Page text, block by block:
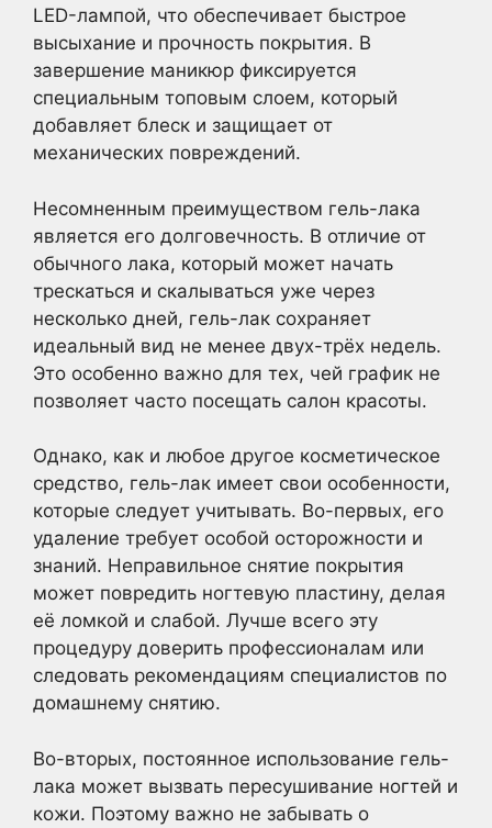
LED-лампой, что обеспечивает быстрое
высыхание и прочность покрытия. В
завершение маникюр фиксируется
специальным топовым слоем, который
добавляет блеск и защищает от
механических повреждений.
Несомненным преимуществом гель-лака
является его долговечность. В отличие от
обычного лака, который может начать
трескаться и скалываться уже через
несколько дней, гель-лак сохраняет
идеальный вид не менее двух-трёх недель.
Это особенно важно для тех, чей график не
позволяет часто посещать салон красоты.
Однако, как и любое другое косметическое
средство, гель-лак имеет свои особенности,
которые следует учитывать. Во-первых, его
удаление требует особой осторожности и
знаний. Неправильное снятие покрытия
может повредить ногтевую пластину, делая
её ломкой и слабой. Лучше всего эту
процедуру доверить профессионалам или
следовать рекомендациям специалистов по
домашнему снятию.
Во-вторых, постоянное использование гель-
лака может вызвать пересушивание ногтей и
кожи. Поэтому важно не забывать о